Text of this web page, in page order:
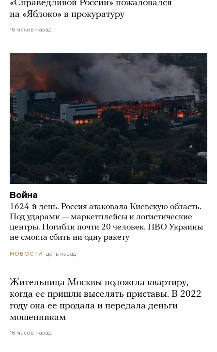
«Справедливой России» пожаловался
на «Яблоко» в прокуратуру
16 часов назад
Война
1624-й день. Россия атаковала Киевскую область.
Под ударами — маркетплейсы и логистические
центры. Погибли почти 20 человек. ПВО Украины
не смогла сбить ни одну ракету
НОВОСТИ день назад
Жительница Москвы подожгла квартиру,
когда ее пришли выселять приставы. В 2022
году она ее продала и передала деньги
мошенникам
16 часов назад